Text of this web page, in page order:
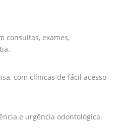
consultas, exames,
com clínicas de fácil acesso
e urgência odontológica.